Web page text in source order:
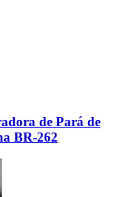
de Pará de
BR-262